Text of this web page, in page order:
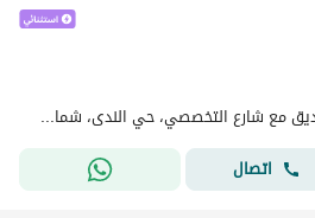
شارع تقاطع طريق أبوبكر الصديق مع شارع التخصصي، حي الندى، شمال الرياض، الرياض
اتصال